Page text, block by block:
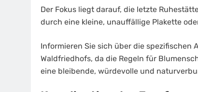
Der Fokus liegt darauf, die letzte
durch eine kleine, unauffällige Plakette
Informieren Sie sich über die
Waldfriedhofs, da die Regeln für
eine bleibende, würdevolle und